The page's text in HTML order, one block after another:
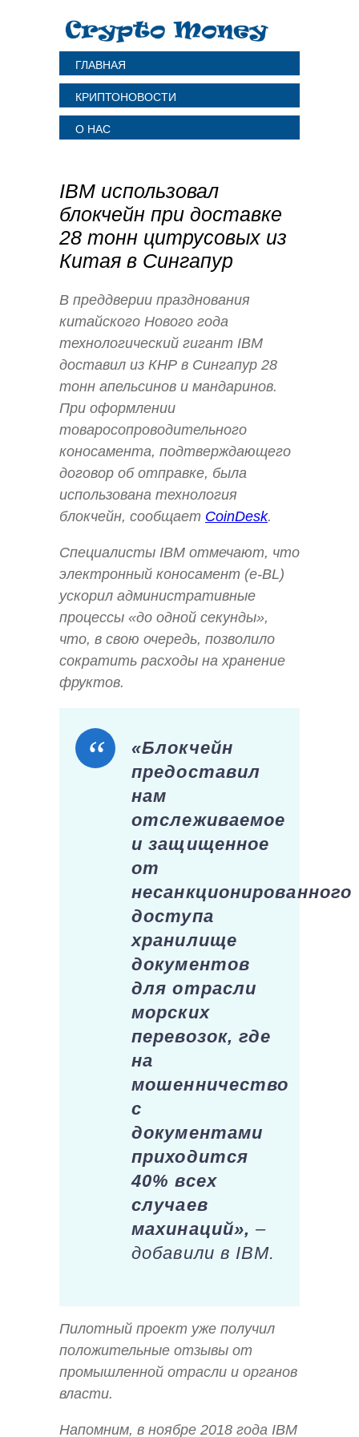
ГЛАВНАЯ
КРИПТОНОВОСТИ
О НАС
IBM использовал
блокчейн при доставке
28 тонн цитрусовых из
Китая в Сингапур
В преддверии празднования
китайского Нового года
технологический гигант IBM
доставил из КНР в Сингапур 28
тонн апельсинов и мандаринов.
При оформлении
товаросопроводительного
коносамента, подтверждающего
договор об отправке, была
использована технология
блокчейн, сообщает CoinDesk.
Специалисты IBM отмечают, что
электронный коносамент (e-BL)
ускорил административные
процессы «до одной секунды»,
что, в свою очередь, позволило
сократить расходы на хранение
фруктов.
«Блокчейн
предоставил
нам
отслеживаемое
и защищенное
от
несанкционированного
доступа
хранилище
документов
для отрасли
морских
перевозок, где
на
мошенничество
с
документами
приходится
40% всех
случаев
махинаций», –
добавили в IBM.
Пилотный проект уже получил
положительные отзывы от
промышленной отрасли и органов
власти.
Напомним, в ноябре 2018 года IBM